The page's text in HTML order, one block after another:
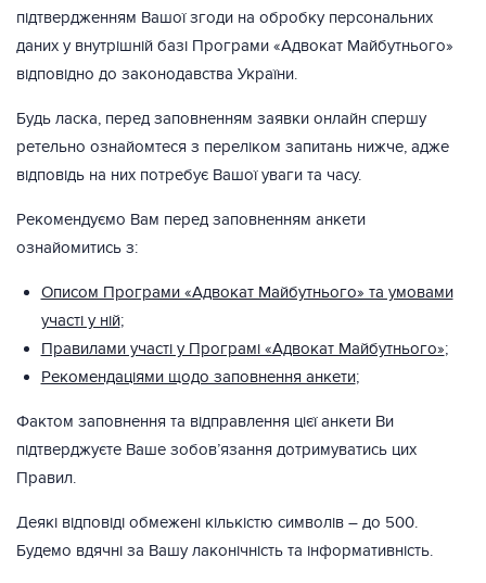
підтвердженням Вашої згоди на обробку персональних
даних у внутрішній базі Програми «Адвокат Майбутнього»
відповідно до законодавства України.
Будь ласка, перед заповненням заявки онлайн спершу
ретельно ознайомтеся з переліком запитань нижче, адже
відповідь на них потребує Вашої уваги та часу.
Рекомендуємо Вам перед заповненням анкети
ознайомитись з:
Описом Програми «Адвокат Майбутнього» та умовами
участі у ній;
Правилами участі у Програмі «Адвокат Майбутнього»;
Рекомендаціями щодо заповнення анкети;
Фактом заповнення та відправлення цієї анкети Ви
підтверджуєте Ваше зобов’язання дотримуватись цих
Правил.
Деякі відповіді обмежені кількістю символів – до 500.
Будемо вдячні за Вашу лаконічність та інформативність.